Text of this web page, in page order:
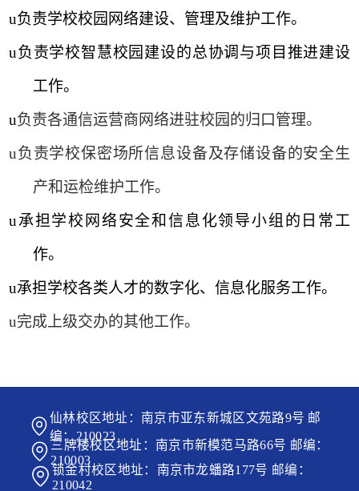
u负责学校校园网络建设、管理及维护工作。
u负责学校智慧校园建设的总协调与项目推进建设
工作。
u负责各通信运营商网络进驻校园的归口管理。
u负责学校保密场所信息设备及存储设备的安全生
产和运检维护工作。
u承担学校网络安全和信息化领导小组的日常工
作。
u承担学校各类人才的数字化、信息化服务工作。
u完成上级交办的其他工作。
仙林校区地址：南京市亚东新城区文苑路9号 邮
编：210023
三牌楼校区地址：南京市新模范马路66号 邮编：
210003
锁金村校区地址：南京市龙蟠路177号 邮编：
210042